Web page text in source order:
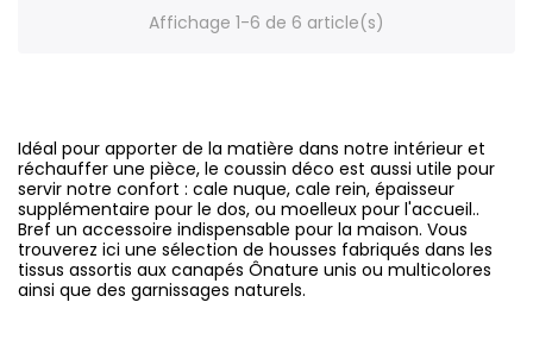
Affichage 1-6 de 6 article(s)
Idéal pour apporter de la matière dans notre intérieur et
réchauffer une pièce, le coussin déco est aussi utile pour
servir notre confort : cale nuque, cale rein, épaisseur
supplémentaire pour le dos, ou moelleux pour l'accueil..
Bref un accessoire indispensable pour la maison. Vous
trouverez ici une sélection de housses fabriqués dans les
tissus assortis aux canapés Ônature unis ou multicolores
ainsi que des garnissages naturels.